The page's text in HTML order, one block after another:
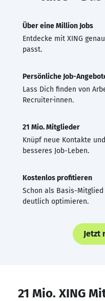
Über eine Million Jobs
Entdecke mit XING
passt.
Persönliche Job-
Lass Dich finden von
Recruiter·innen.
21 Mio. Mitglieder
Knüpf neue Kontakte
besseres Job-Leben.
Kostenlos profitieren
Schon als Basis-Mitglied
deutlich optimieren.
Jetzt
21 Mio. XING